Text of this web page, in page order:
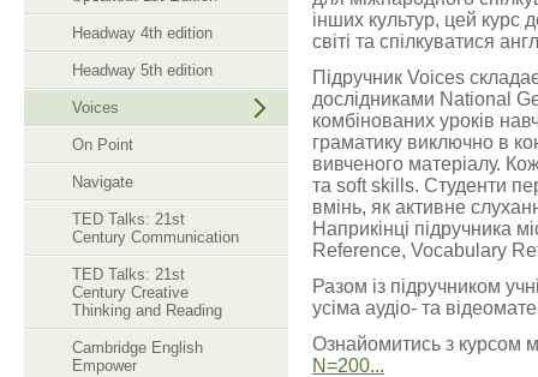
Headway 4th edition
Headway 5th edition
Voices
On Point
Navigate
TED Talks: 21st
Century Communication
TED Talks: 21st
Century Creative
Thinking and Reading
Cambridge English
Empower
інших культур, цей
світі та спілкуватися
Підручник Voices
дослідниками National
комбінованих уроків
граматику виключно в
вивченого матеріалу.
та soft skills. Студенти
вмінь, як активне
Наприкінці підручника
Reference, Vocabulary
Разом із підручником
усіма аудіо- та
Ознайомитись з курсом
N=200...